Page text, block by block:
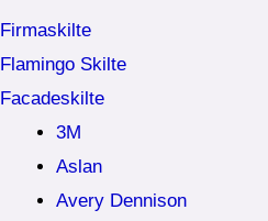
Firmaskilte
Flamingo Skilte
Facadeskilte
3M
Aslan
Avery Dennison